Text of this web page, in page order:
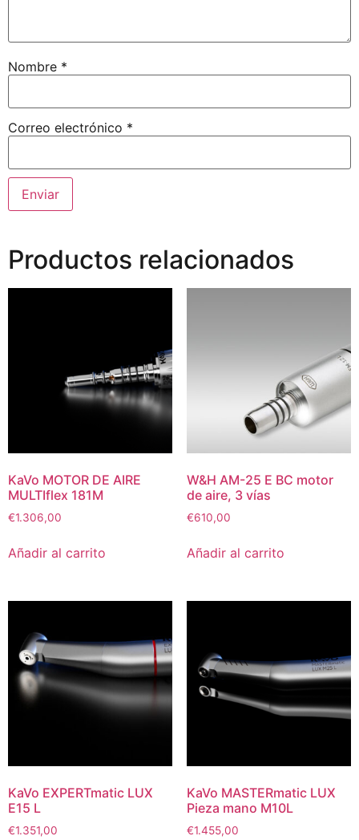
Nombre *
Correo electrónico *
Productos relacionados
KaVo MOTOR DE AIRE
MULTIflex 181M
€1.306,00
Añadir al carrito
W&H AM-25 E BC motor
de aire, 3 vías
€610,00
Añadir al carrito
KaVo EXPERTmatic LUX
E15 L
€1.351,00
KaVo MASTERmatic LUX
Pieza mano M10L
€1.455,00